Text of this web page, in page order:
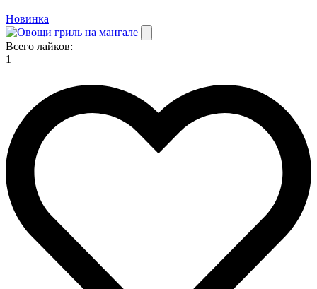
Новинка
Всего лайков:
1